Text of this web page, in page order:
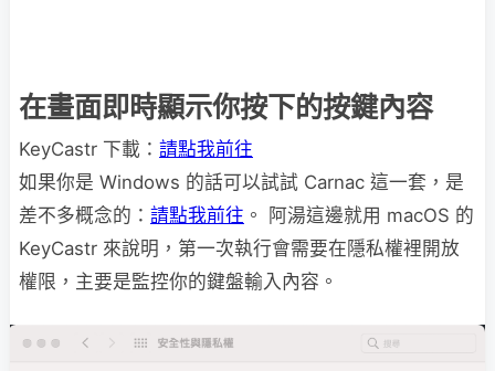
在畫面即時顯示你按下的按鍵內容
KeyCastr 下載： 請點我前往
如果你是 Windows 的話可以試試 Carnac 這一套，是
差不多概念的： 請點我前往 。 阿湯這邊就用 macOS 的
KeyCastr 來說明，第一次執行會需要在隱私權裡開放
權限，主要是監控你的鍵盤輸入內容。